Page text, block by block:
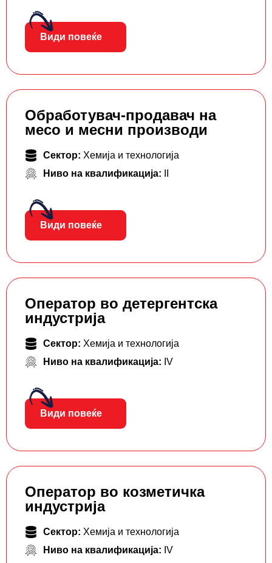
Види повеќе
Обработувач-продавач на
месо и месни производи
Сектор: Хемија и технологија
Ниво на квалификација:
Види повеќе
Оператор во детергентска
индустрија
Сектор: Хемија и технологија
Ниво на квалификација: IV
Види повеќе
Оператор во козметичка
индустрија
Сектор: Хемија и технологија
Ниво на квалификација: IV